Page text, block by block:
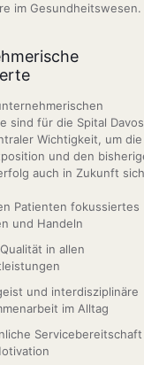
im Gesundheitswesen.
sind für die Spital Davos
Wichtigkeit, um die
und den
auch in Zukunft
Patienten fokussiertes
und Handeln
in allen
und interdisziplinäre
im Alltag
Servicebereitschaft